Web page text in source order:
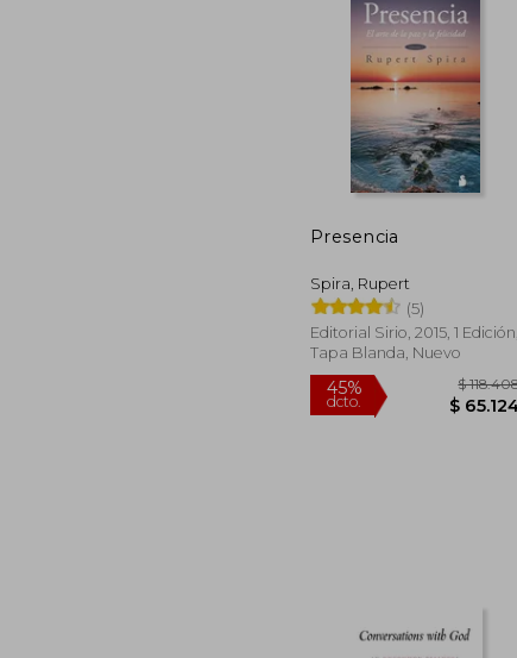
45%
Presencia
Spira, Rupert
(5)
Editorial Sirio, 2015, 1 Edición,
Tapa Blanda, Nuevo